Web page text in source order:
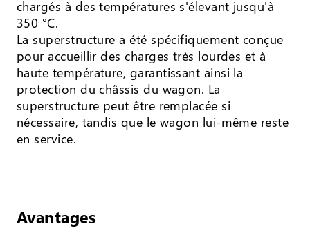
chargés à des températures s'élevant jusqu'à
350 °C.
La superstructure a été spécifiquement conçue
pour accueillir des charges très lourdes et à
haute température, garantissant ainsi la
protection du châssis du wagon. La
superstructure peut être remplacée si
nécessaire, tandis que le wagon lui-même reste
en service.
Avantages